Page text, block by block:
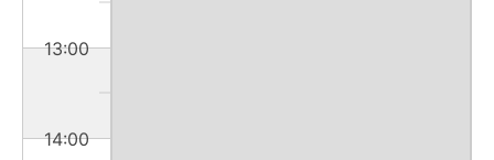
13:00
14:00